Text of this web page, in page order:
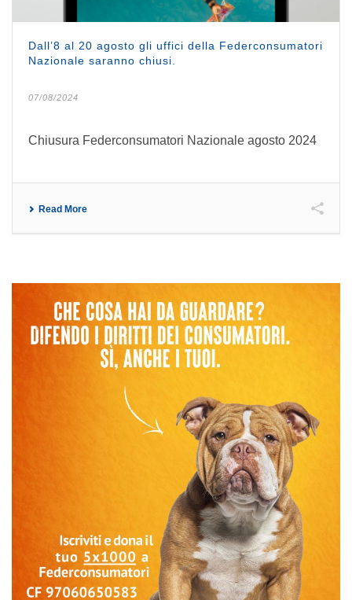
Dall’8 al 20 agosto gli uffici della Federconsumatori
Nazionale saranno chiusi.
07/08/2024
Chiusura Federconsumatori Nazionale agosto 2024
Read More